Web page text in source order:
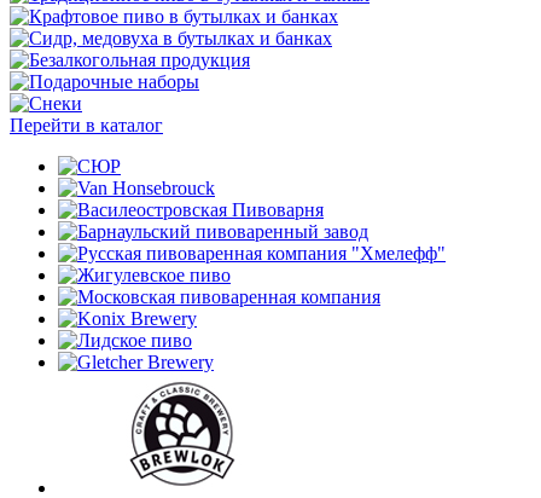
Перейти в каталог